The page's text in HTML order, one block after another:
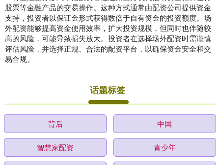
股票等金融产品的交易操作。这种方式通常由配资公司提供资金
支持，投资者以保证金形式获得数倍于自有资金的投资额度。场
外配资能够提高资金使用效率，扩大投资规模，但同时也伴随较
高的风险，可能导致损失放大。投资者在选择场外配资时需谨慎
评估风险，并选择正规、合法的配资平台，以确保资金安全和交
易合规。
话题标签
背后 中国
智慧家配资 青少年